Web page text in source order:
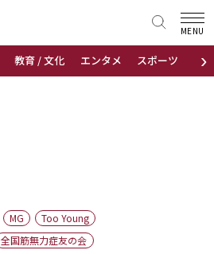
›
教育 / 文化 エンタメ スポーツ 地域
MENU
MG
Too Young
全国筋無力症友の会